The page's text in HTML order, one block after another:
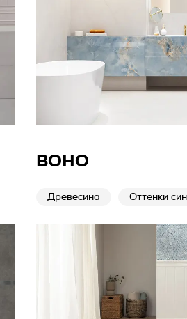
BOHO
Древесина Оттенки